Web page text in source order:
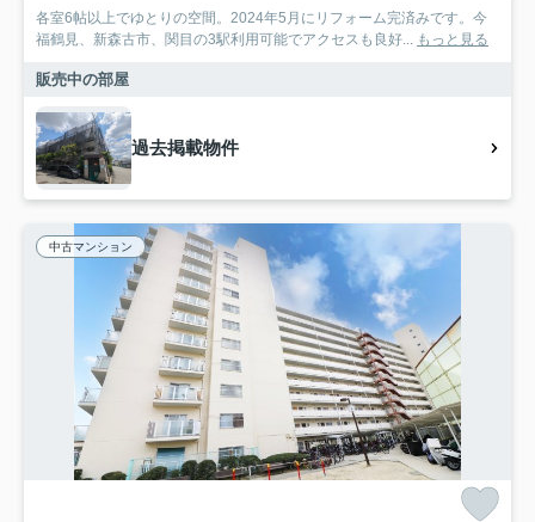
各室6帖以上でゆとりの空間。2024年5月にリフォーム完済みです。今
福鶴見、新森古市、関目の3駅利用可能でアクセスも良好... もっと見る
販売中の部屋
過去掲載物件
中古マンション